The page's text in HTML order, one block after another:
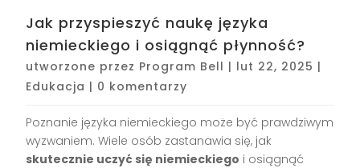
Jak przyspieszyć naukę języka
niemieckiego i osiągnąć płynność?
utworzone przez Program Bell | lut 22, 2025 |
Edukacja | 0 komentarzy
Poznanie języka niemieckiego może być prawdziwym
wyzwaniem. Wiele osób zastanawia się, jak
skutecznie uczyć się niemieckiego i osiągnąć